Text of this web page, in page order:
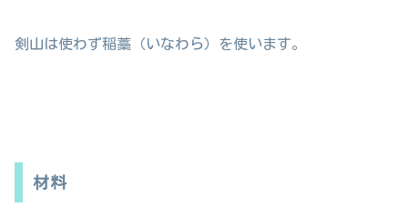
剣山は使わず稲藁（いなわら）を使います。
材料